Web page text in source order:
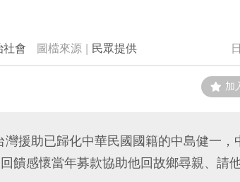
社會 民眾提供
加
援助已歸化中華民國國籍的中島健一，
饋感懷當年募款協助他回故鄉尋親、請